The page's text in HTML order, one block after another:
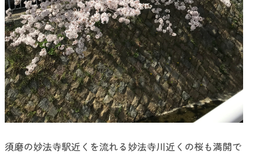
須磨の妙法寺駅近くを流れる妙法寺川近くの桜も満開で